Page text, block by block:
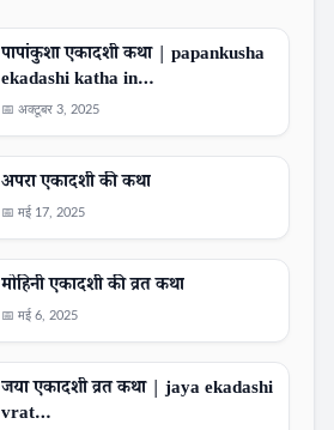
पापांकुशा एकादशी कथा | papankusha
ekadashi katha in…
📅 अक्टूबर 3, 2025
अपरा एकादशी की कथा
📅 मई 17, 2025
मोहिनी एकादशी की व्रत कथा
📅 मई 6, 2025
जया एकादशी व्रत कथा | jaya ekadashi
vrat…